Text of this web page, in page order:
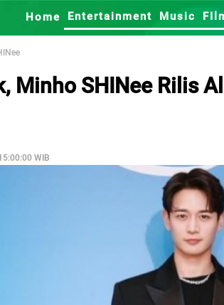
Home Entertainment Music
Minho SHINee Rilis
WIB